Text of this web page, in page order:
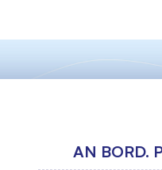
AN BORD.